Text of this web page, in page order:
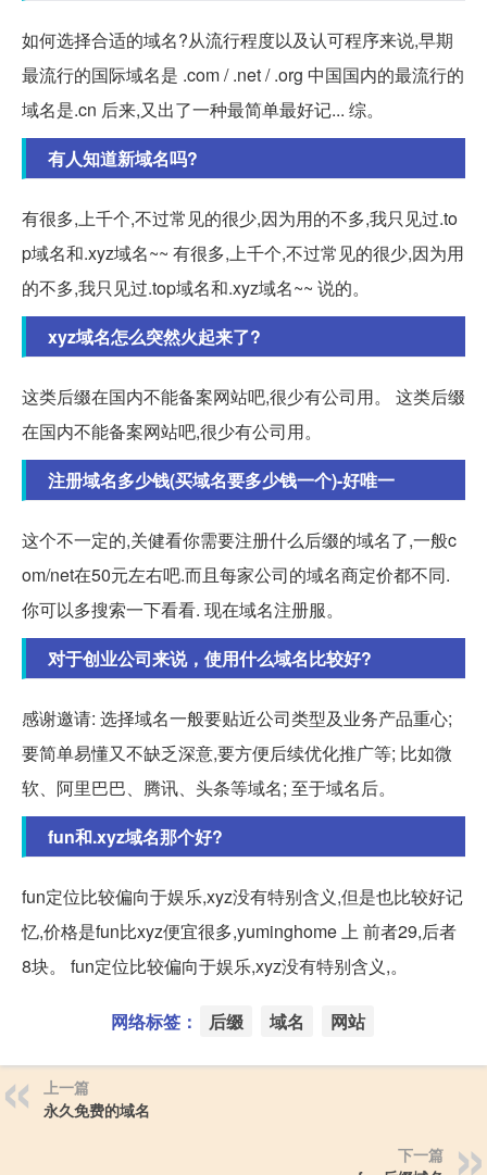
如何选择合适的域名?从流行程度以及认可程序来说,早期
最流行的国际域名是 .com / .net / .org 中国国内的最流行的
域名是.cn 后来,又出了一种最简单最好记... 综。
有人知道新域名吗?
有很多,上千个,不过常见的很少,因为用的不多,我只见过.to
p域名和.xyz域名~~ 有很多,上千个,不过常见的很少,因为用
的不多,我只见过.top域名和.xyz域名~~ 说的。
xyz域名怎么突然火起来了?
这类后缀在国内不能备案网站吧,很少有公司用。 这类后缀
在国内不能备案网站吧,很少有公司用。
注册域名多少钱(买域名要多少钱一个)-好唯一
这个不一定的,关健看你需要注册什么后缀的域名了,一般c
om/net在50元左右吧.而且每家公司的域名商定价都不同.
你可以多搜索一下看看. 现在域名注册服。
对于创业公司来说，使用什么域名比较好?
感谢邀请: 选择域名一般要贴近公司类型及业务产品重心;
要简单易懂又不缺乏深意,要方便后续优化推广等; 比如微
软、阿里巴巴、腾讯、头条等域名; 至于域名后。
fun和.xyz域名那个好?
fun定位比较偏向于娱乐,xyz没有特别含义,但是也比较好记
忆,价格是fun比xyz便宜很多,yuminghome 上 前者29,后者
8块。 fun定位比较偏向于娱乐,xyz没有特别含义,。
网络标签： 后缀 域名 网站
上一篇
永久免费的域名
下一篇